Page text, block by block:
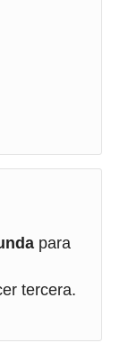
para
tercera.